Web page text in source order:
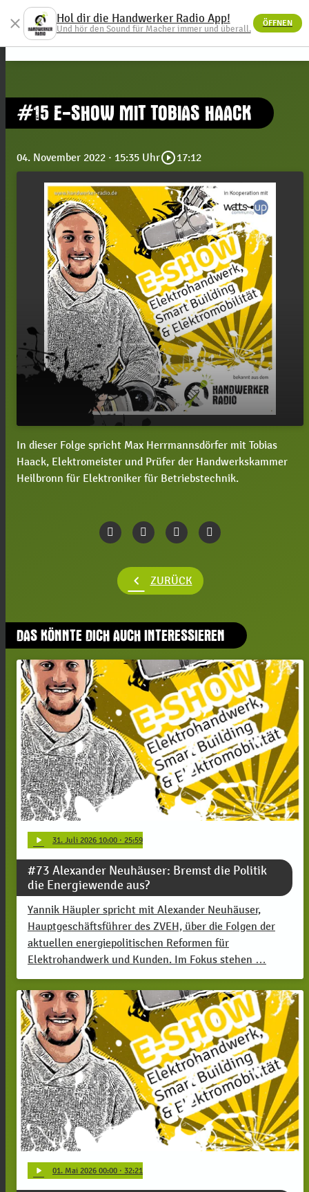
menu
#15 E-SHOW MIT TOBIAS HAACK
04. November 2022 · 15:35 Uhrplay_circle_outline17:12
play_arrow #15 E-Show mit Tobias Haack
00:00
In dieser Folge spricht Max Herrmannsdörfer mit Tobias
Haack, Elektromeister und Prüfer der Handwerkskammer
Heilbronn für Elektroniker für Betriebstechnik.
chevron_left ZURÜCK
DAS KÖNNTE DICH AUCH INTERESSIEREN
play_arrow 31. Juli 2026 10:00 · 25:59
#73 Alexander Neuhäuser: Bremst die Politik
die Energiewende aus?
Yannik Häupler spricht mit Alexander Neuhäuser,
Hauptgeschäftsführer des ZVEH, über die Folgen der
aktuellen energiepolitischen Reformen für
Elektrohandwerk und Kunden. Im Fokus stehen …
play_arrow 01. Mai 2026 00:00 · 32:21
close Hol dir die Handwerker Radio App!
Und hör den Sound für Macher immer und überall.
ÖFFNEN